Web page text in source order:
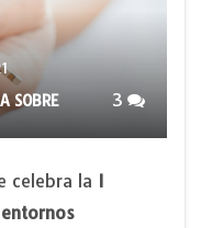
3
SOBRE
celebra la I